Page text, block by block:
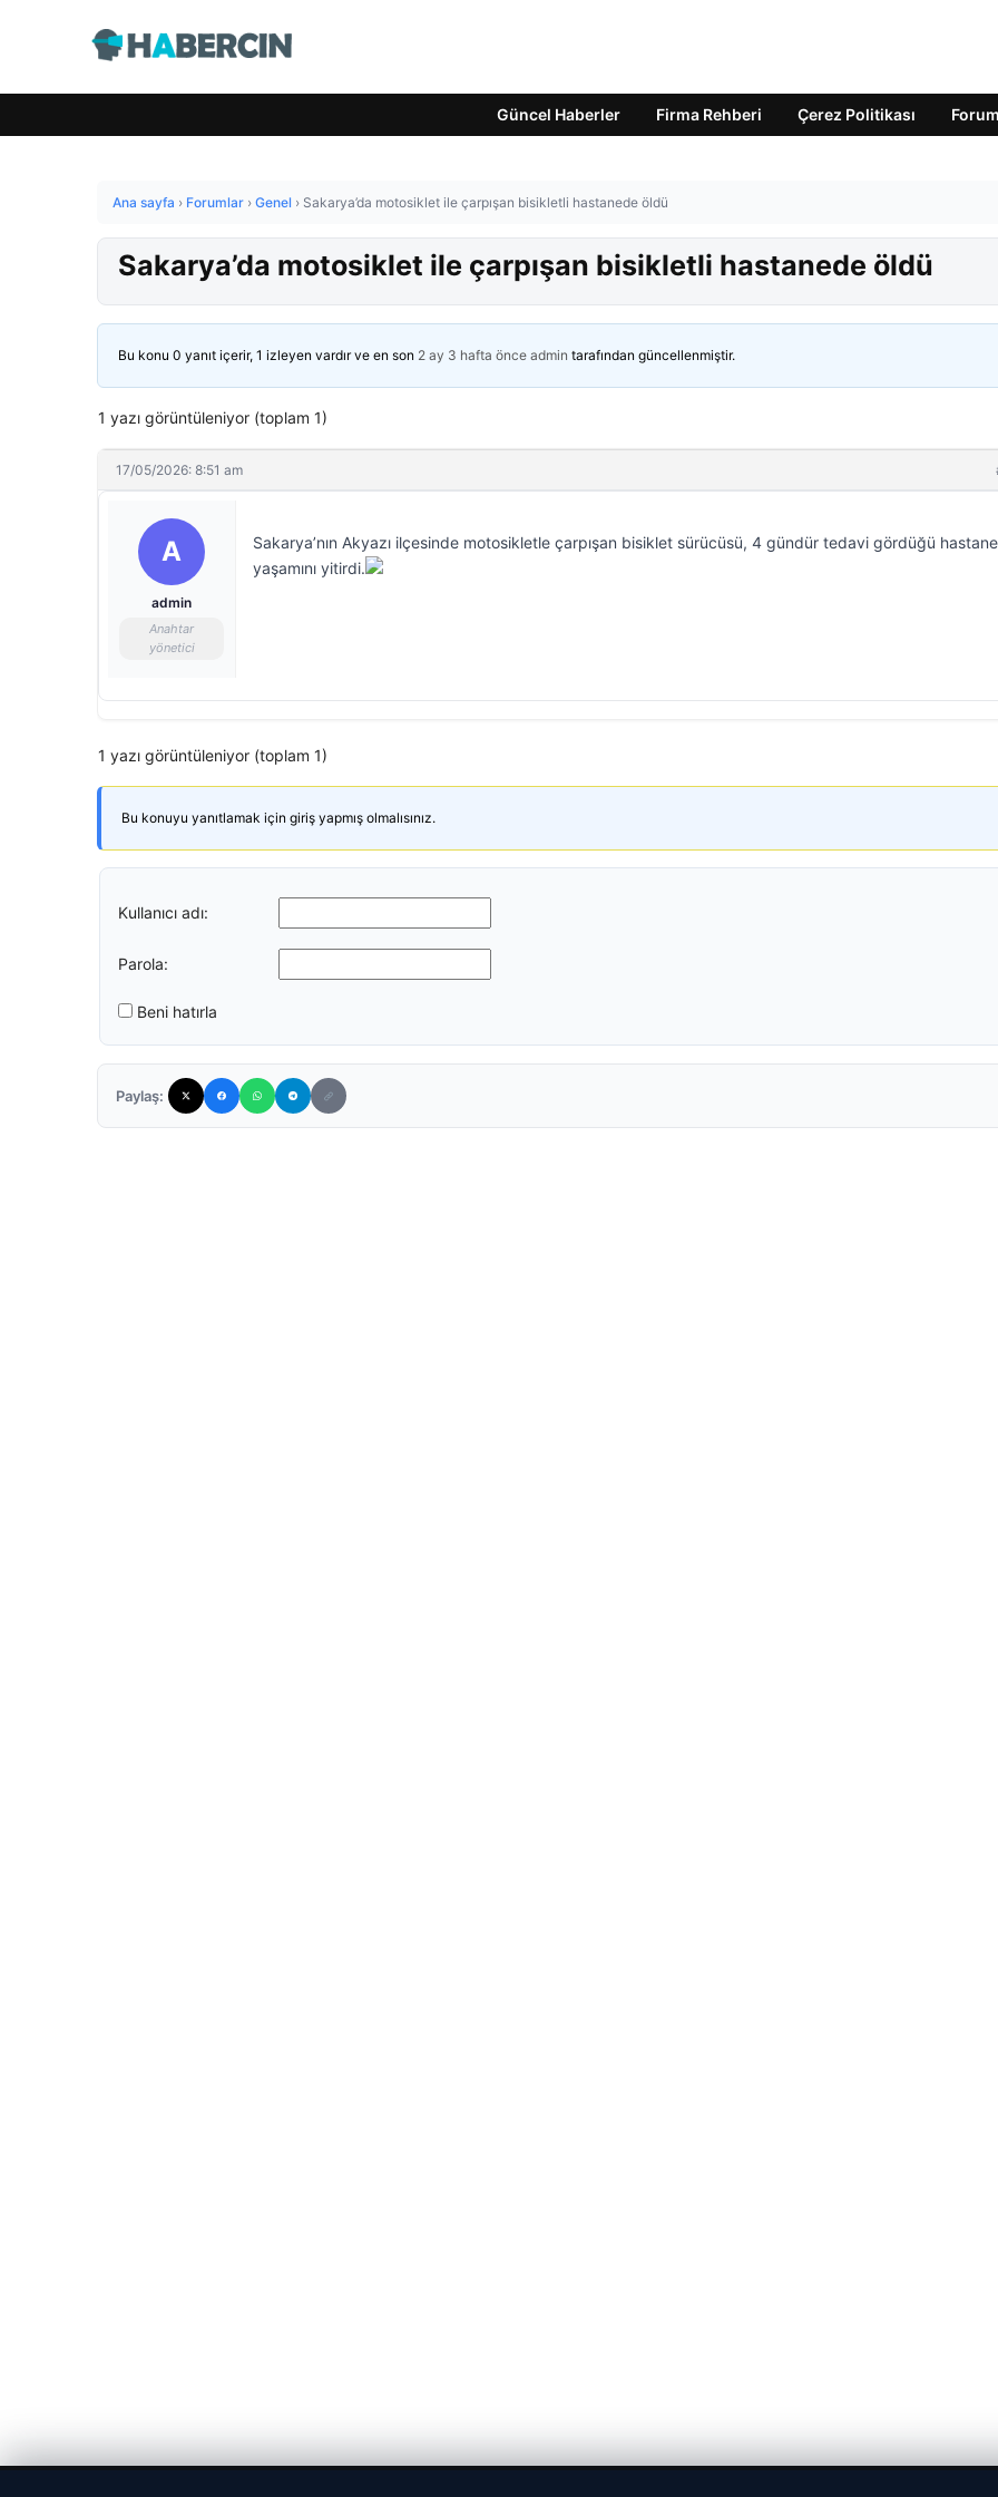
Güncel Haberler Firma Rehberi Çerez Politikası Forum
Ana sayfa › Forumlar › Genel › Sakarya’da motosiklet ile çarpışan bisikletli hastanede öldü
Sakarya’da motosiklet ile çarpışan bisikletli hastanede öldü
Bu konu 0 yanıt içerir, 1 izleyen vardır ve en son 2 ay 3 hafta önce admin tarafından güncellenmiştir.
1 yazı görüntüleniyor (toplam 1)
17/05/2026: 8:51 am
A
admin
Anahtar
yönetici
Sakarya’nın Akyazı ilçesinde motosikletle çarpışan bisiklet sürücüsü, 4 gündür tedavi gördüğü
yaşamını yitirdi.
1 yazı görüntüleniyor (toplam 1)
Bu konuyu yanıtlamak için giriş yapmış olmalısınız.
Kullanıcı adı:
Parola:
Beni hatırla
Paylaş: